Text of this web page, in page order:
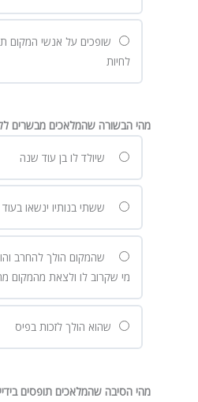
שופכים על אנשי המקום
לחיות
מהי הבשורה שהמלאכים מבשרים
שיולד לו בן עוד שנה
ששתי בנותיו ינשאו
שהמקום הולך להחרב
מי שקרוב לו ולצאת מהמקום
שהוא הולך לזכות בפיס
מהי הסיבה שהמלאכים תופסים